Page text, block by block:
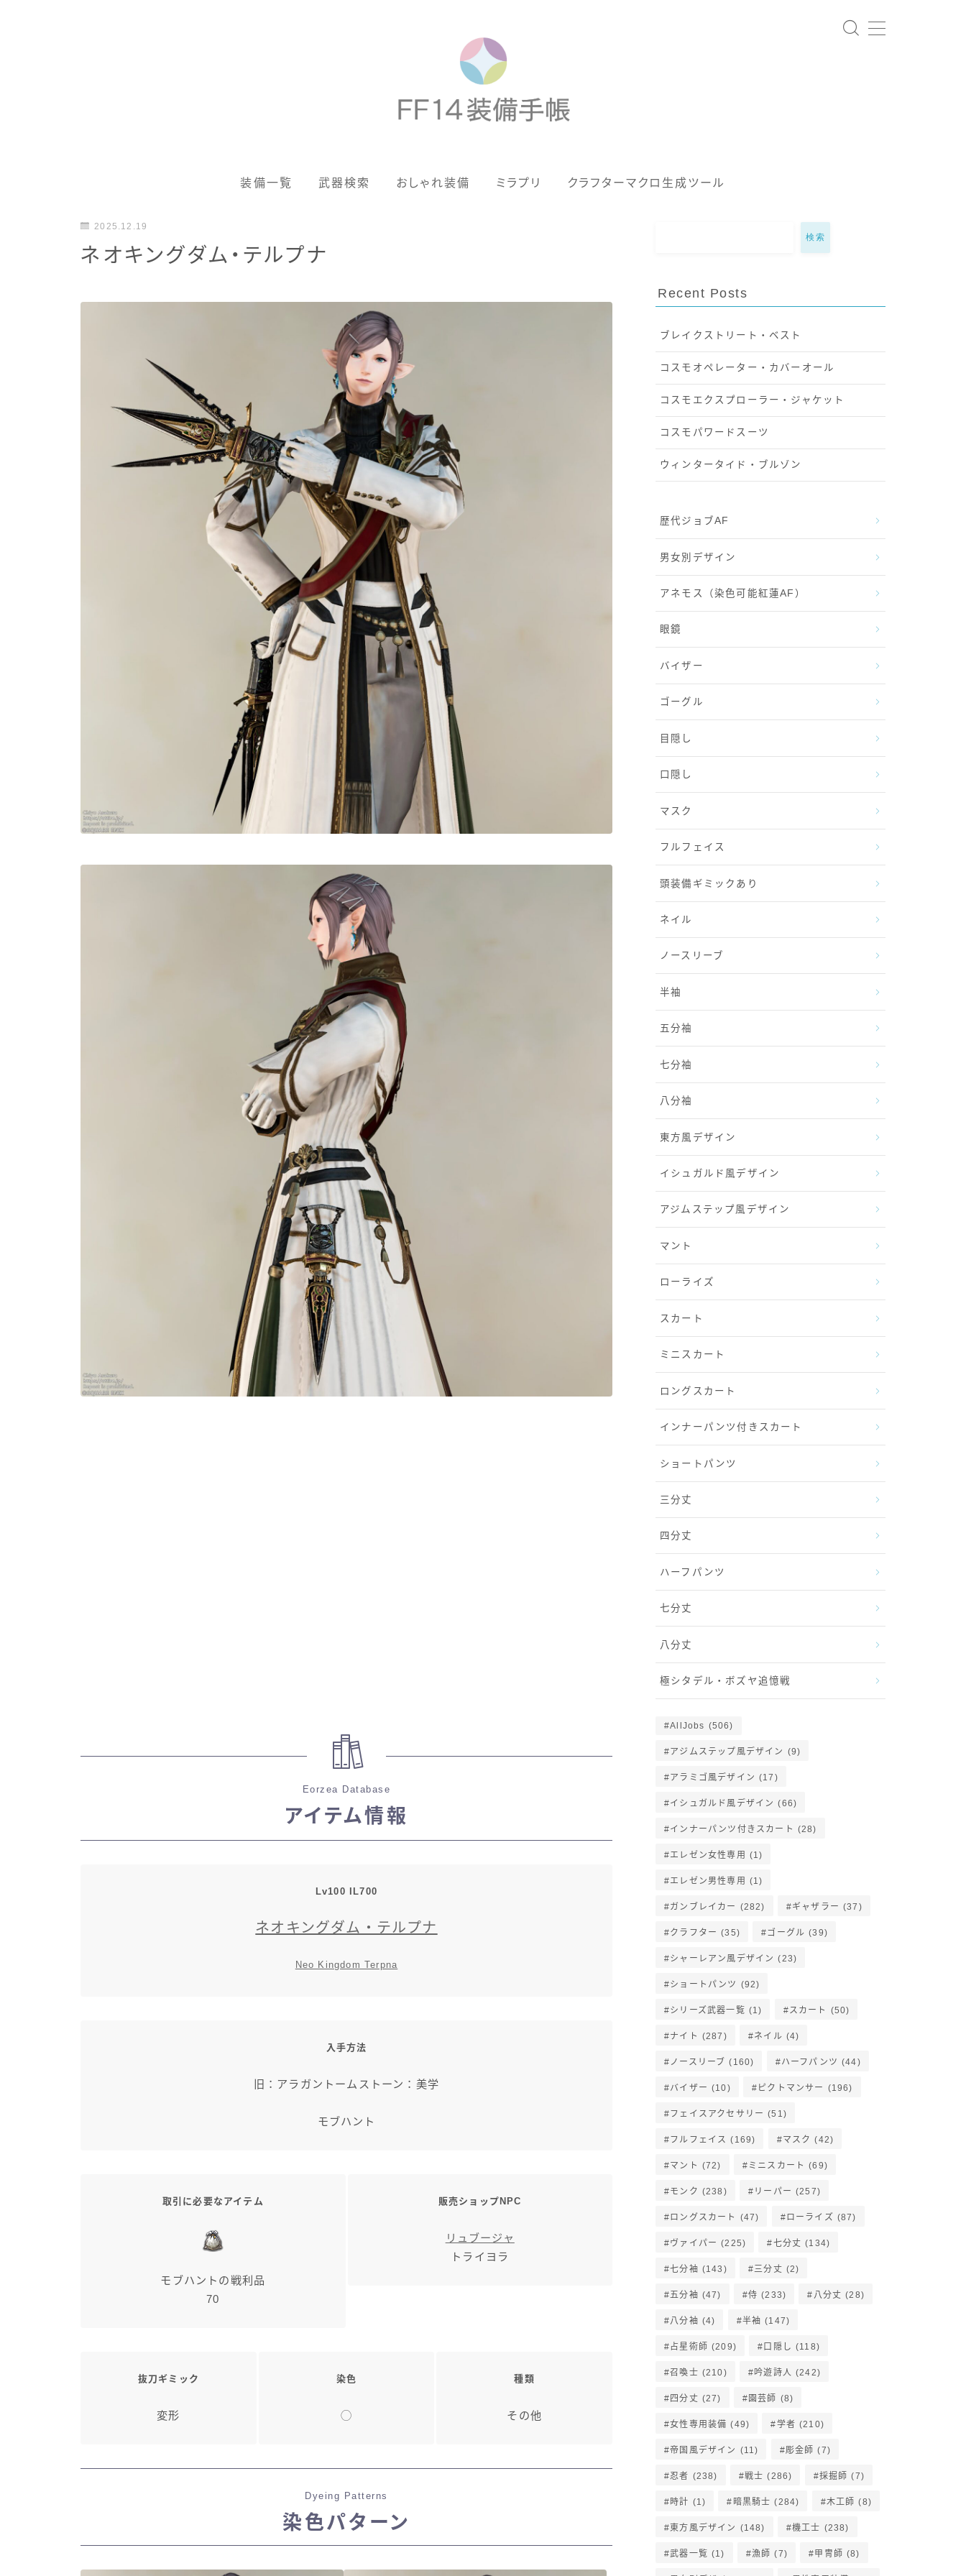
装備一覧 武器検索 おしゃれ装備 ミラプリ クラフターマクロ生成ツール
男女別デザイン
バイザー
ゴーグル
目隠し
口隠し
フルフェイス
頭装備ギミックあり
ネイル
ノースリーブ
七分袖
八分袖
イシュガルド風デザイン
アジムステップ風デザイン
マント
ローライズ
スカート
ミニスカート
ロングスカート
インナーパンツ付きスカート
ショートパンツ
ハーフパンツ
2025.12.19
ネオキングダム・テルプナ
Eorzea Database
アイテム情報
Lv100 IL700
ネオキングダム・テルプナ
Neo Kingdom Terpna
入手方法
旧：アラガントームストーン：美学
モブハント
取引に必要なアイテム
モブハントの戦利品
70
販売ショップNPC
リュブージャ
トライヨラ
抜刀ギミック
変形
染色
◯
種類
その他
Dyeing Patterns
染色パターン
検索
Recent Posts
ブレイクストリート・ベスト
コスモオペレーター・カバーオール
コスモエクスプローラー・ジャケット
コスモパワードスーツ
ウィンタータイド・ブルゾン
歴代ジョブAF
男女別デザイン
アネモス（染色可能紅蓮AF）
眼鏡
バイザー
ゴーグル
目隠し
口隠し
マスク
フルフェイス
頭装備ギミックあり
ネイル
ノースリーブ
半袖
五分袖
七分袖
八分袖
東方風デザイン
イシュガルド風デザイン
アジムステップ風デザイン
マント
ローライズ
スカート
ミニスカート
ロングスカート
インナーパンツ付きスカート
ショートパンツ
三分丈
四分丈
ハーフパンツ
七分丈
八分丈
極シタデル・ボズヤ追憶戦
AllJobs (506)
アジムステップ風デザイン (9)
アラミゴ風デザイン (17)
イシュガルド風デザイン (66)
インナーパンツ付きスカート (28)
エレゼン女性専用 (1)
エレゼン男性専用 (1)
ガンブレイカー (282) ギャザラー (37)
クラフター (35) ゴーグル (39)
シャーレアン風デザイン (23)
ショートパンツ (92)
シリーズ武器一覧 (1) スカート (50)
ナイト (287) ネイル (4)
ノースリーブ (160) ハーフパンツ (44)
バイザー (10) ピクトマンサー (196)
フェイスアクセサリー (51)
フルフェイス (169) マスク (42)
マント (72) ミニスカート (69)
モンク (238) リーパー (257)
ロングスカート (47) ローライズ (87)
ヴァイパー (225) 七分丈 (134)
七分袖 (143) 三分丈 (2)
五分袖 (47) 侍 (233) 八分丈 (28)
八分袖 (4) 半袖 (147)
占星術師 (209) 口隠し (118)
召喚士 (210) 吟遊詩人 (242)
四分丈 (27) 園芸師 (8)
女性専用装備 (49) 学者 (210)
帝国風デザイン (11) 彫金師 (7)
忍者 (238) 戦士 (286) 採掘師 (7)
時計 (1) 暗黒騎士 (284) 木工師 (8)
東方風デザイン (148) 機工士 (238)
武器一覧 (1) 漁師 (7) 甲冑師 (8)